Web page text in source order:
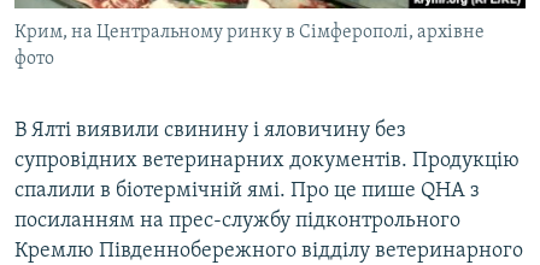
ІНФОГРАФІКА
ДОЛУЧАЙСЯ!
Усі сайти RFE/RL
Крим, на Центральному ринку в Сімферополі, архівне
фото
В Ялті виявили свинину і яловичину без
супровідних ветеринарних документів. Продукцію
спалили в біотермічній ямі. Про це пише QHA з
посиланням на прес-службу підконтрольного
Кремлю Південнобережного відділу ветеринарного